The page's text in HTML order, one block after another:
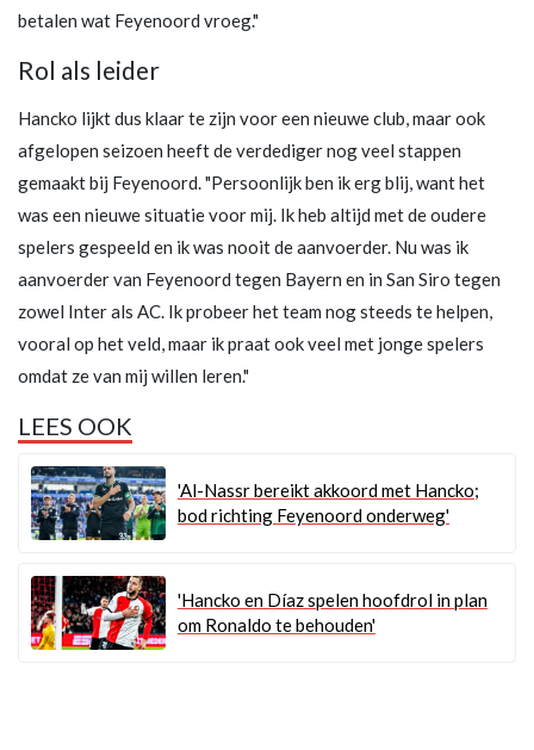
betalen wat Feyenoord vroeg."
Rol als leider
Hancko lijkt dus klaar te zijn voor een nieuwe club, maar ook
afgelopen seizoen heeft de verdediger nog veel stappen
gemaakt bij Feyenoord. "Persoonlijk ben ik erg blij, want het
was een nieuwe situatie voor mij. Ik heb altijd met de oudere
spelers gespeeld en ik was nooit de aanvoerder. Nu was ik
aanvoerder van Feyenoord tegen Bayern en in San Siro tegen
zowel Inter als AC. Ik probeer het team nog steeds te helpen,
vooral op het veld, maar ik praat ook veel met jonge spelers
omdat ze van mij willen leren."
LEES OOK
'Al-Nassr bereikt akkoord met Hancko;
bod richting Feyenoord onderweg'
'Hancko en Díaz spelen hoofdrol in plan
om Ronaldo te behouden'